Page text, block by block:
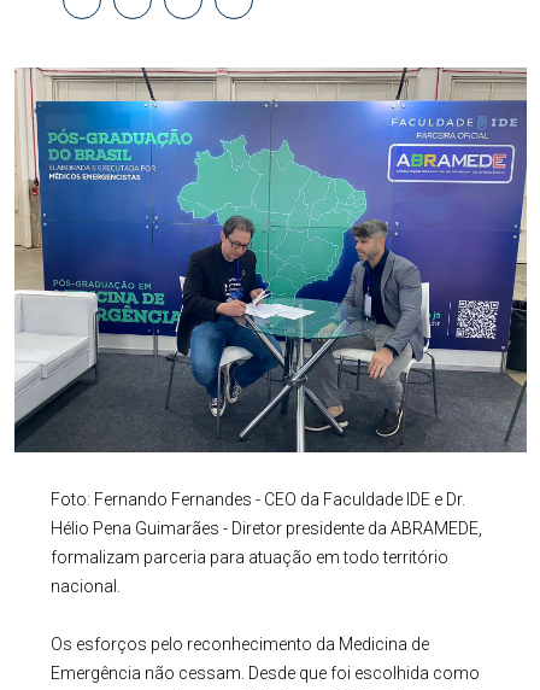
Foto: Fernando Fernandes - CEO da Faculdade IDE e Dr.
Hélio Pena Guimarães - Diretor presidente da ABRAMEDE,
formalizam parceria para atuação em todo território
nacional.
Os esforços pelo reconhecimento da Medicina de
Emergência não cessam. Desde que foi escolhida como